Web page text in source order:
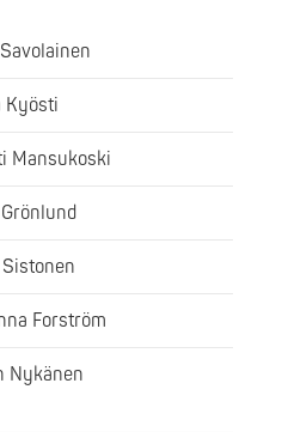
Kyösti
Mansukoski
Forström
Nykänen